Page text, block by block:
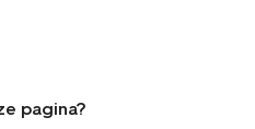
pagina?